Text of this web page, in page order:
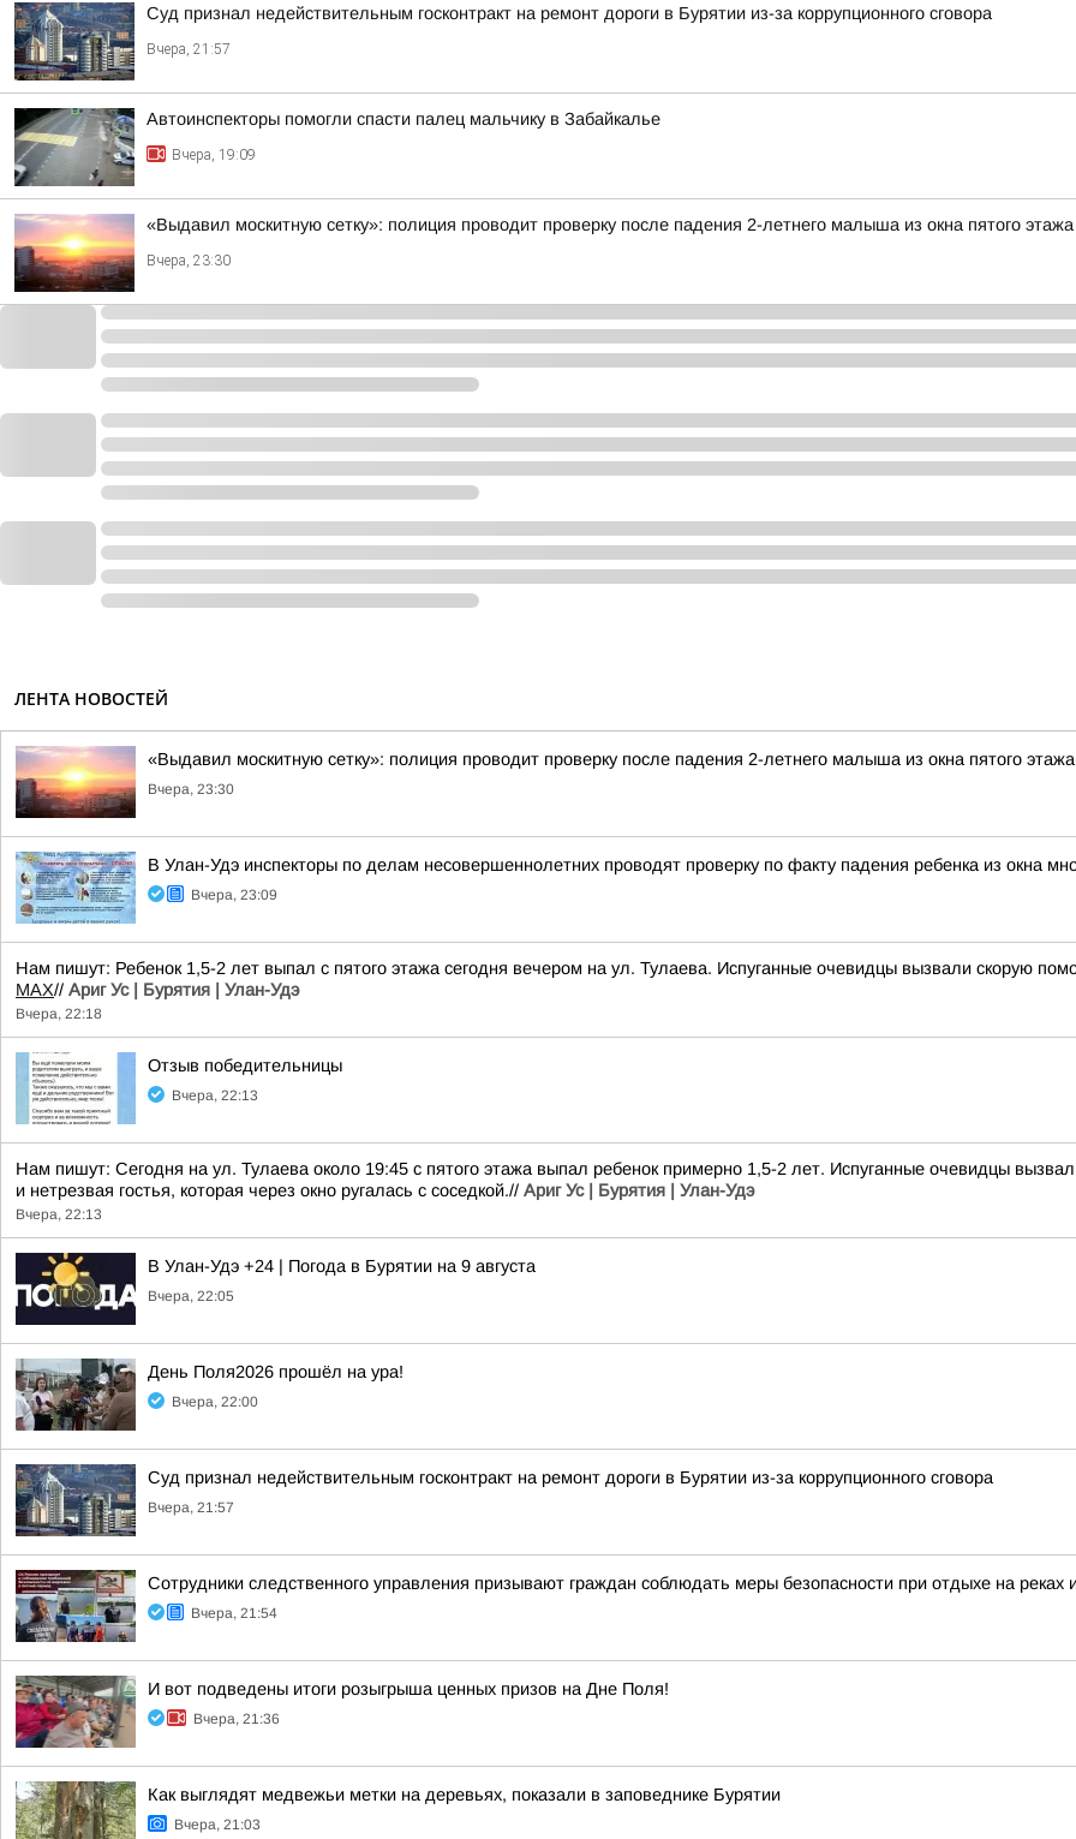
Суд признал недействительным госконтракт на ремонт дороги в Бурятии из-за коррупционного сговора
Вчера, 21:57
Автоинспекторы помогли спасти палец мальчику в Забайкалье
Вчера, 19:09
«Выдавил москитную сетку»: полиция проводит проверку после падения 2-летнего малыша из окна пятого
Вчера, 23:30
ЛЕНТА НОВОСТЕЙ
«Выдавил москитную сетку»: полиция проводит проверку после падения 2-летнего малыша из окна пятого
Вчера, 23:30
В Улан-Удэ инспекторы по делам несовершеннолетних проводят проверку по факту падения ребенка из окна
Вчера, 23:09
Нам пишут: Ребенок 1,5-2 лет выпал с пятого этажа сегодня вечером на ул. Тулаева. Испуганные очевидцы вызвали скорую
MAX// Ариг Ус | Бурятия | Улан-Удэ
Вчера, 22:18
Отзыв победительницы
Вчера, 22:13
Нам пишут: Сегодня на ул. Тулаева около 19:45 с пятого этажа выпал ребенок примерно 1,5-2 лет. Испуганные очевидцы
и нетрезвая гостья, которая через окно ругалась с соседкой.// Ариг Ус | Бурятия | Улан-Удэ
Вчера, 22:13
В Улан-Удэ +24 | Погода в Бурятии на 9 августа
Вчера, 22:05
День Поля2026 прошёл на ура!
Вчера, 22:00
Суд признал недействительным госконтракт на ремонт дороги в Бурятии из-за коррупционного сговора
Вчера, 21:57
Сотрудники следственного управления призывают граждан соблюдать меры безопасности при отдыхе на реках
Вчера, 21:54
И вот подведены итоги розыгрыша ценных призов на Дне Поля!
Вчера, 21:36
Как выглядят медвежьи метки на деревьях, показали в заповеднике Бурятии
Вчера, 21:03